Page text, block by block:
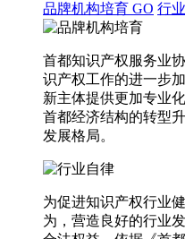
品牌机构培育 GO 行
首都知识产权服务业
识产权工作的进一步
新主体提供更加专业
首都经济结构的转型
发展格局。
为促进知识产权行业
为，营造良好的行业